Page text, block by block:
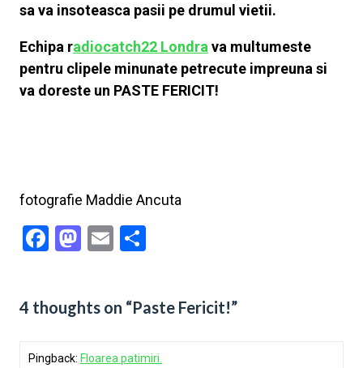
sa va insoteasca pasii pe drumul vietii.
Echipa radiocatch22 Londra va multumeste
pentru clipele minunate petrecute impreuna si
va doreste un PASTE FERICIT!
fotografie Maddie Ancuta
Facebook
Mastodon
Email
4 thoughts on “Paste Fericit!”
Pingback: Floarea patimiri.